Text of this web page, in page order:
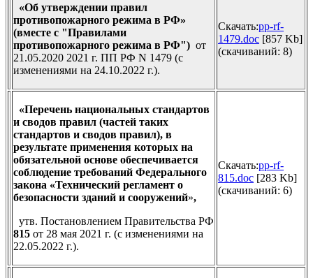
«Об утверждении правил
противопожарного режима в РФ»
(вместе с "Правилами
противопожарного режима в РФ") от
21.05.2020 2021 г. ПП РФ N 1479 (с
изменениями на 24.10.2022 г.).
Скачать:pp-rf-
1479.doc [857 Kb]
(cкачиваний: 8)
«Перечень национальных стандартов
и сводов правил (частей таких
стандартов и сводов правил), в
результате применения которых на
обязательной основе обеспечивается
соблюдение требований Федерального
закона «Технический регламент о
безопасности зданий и сооружений»,
утв. Постановлением Правительства РФ
815 от 28 мая 2021 г. (с изменениями на
22.05.2022 г.).
Скачать:pp-rf-
815.doc [283 Kb]
(cкачиваний: 6)